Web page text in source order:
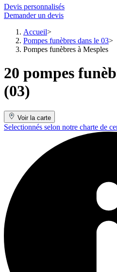
Devis personnalisés
Demander un devis
Accueil
Pompes funèbres dans le 03
Pompes funèbres à Mesples
20 pompes
(03)
Voir la carte
Selectionnés selon notre charte de